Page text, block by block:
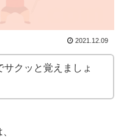
2021.12.09
サクッと覚えましょ